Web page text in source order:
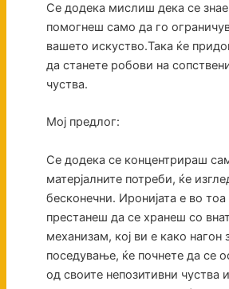
Се додека мислиш дека се
помогнеш само да го
вашето искуство.Така ќе
да станете робови на
чуства.
Мој предлог:
Се додека се концентрираш
матерјалните потреби, ќе
бесконечни. Иронијата е во
престанеш да се хранеш со
механизам, кој ви е како нагон
поседување, ќе почнете да се
од своите непозитивни чуства